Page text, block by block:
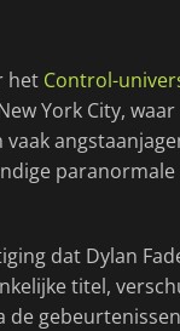
het Control-
York City,
dat Dylan
titel,